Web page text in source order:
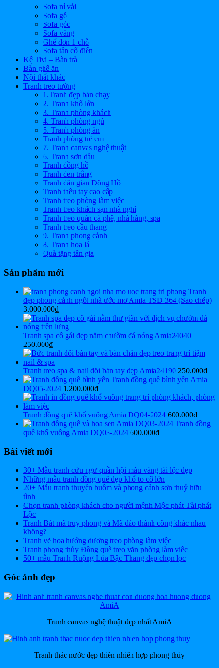
Sofa nỉ vải
Sofa gỗ
Sofa góc
Sofa văng
Ghế đơn 1 chỗ
Sofa tân cổ điển
Kệ Tivi – Bàn trà
Bàn ghế ăn
Nội thất khác
Tranh treo tường
1.Tranh đẹp bán chạy
2. Tranh khổ lớn
3. Tranh phòng khách
4. Tranh phòng ngủ
5. Tranh phòng ăn
Tranh phòng trẻ em
7. Tranh canvas nghệ thuật
6. Tranh sơn dầu
Tranh đồng hồ
Tranh đen trắng
Tranh dân gian Đông Hồ
Tranh thêu tay cao cấp
Tranh treo phòng làm việc
Tranh treo khách sạn nhà nghỉ
Tranh treo quán cà phê, nhà hàng, spa
Tranh treo cầu thang
9. Tranh phong cảnh
8. Tranh hoa lá
Quà tặng tân gia
Sản phẩm mới
Tranh
đẹp phong cảnh ngôi nhà ước mơ Amia TSD 364 (Sao chép)
3.000.000₫
Tranh spa cô gái đẹp nằm chườm đá nóng Amia24040
250.000₫
Tranh treo spa & nail đôi bàn tay đẹp Amia24190 250.000₫
Tranh đồng quê bình yên Amia
DQ05-2024 1.200.000₫
Tranh đồng quê khổ vuông Amia DQ04-2024 600.000₫
Tranh đồng
quê khổ vuông Amia DQ03-2024 600.000₫
Bài viết mới
30+ Mẫu tranh cửu ngư quần hội màu vàng tài lộc đẹp
Những mẫu tranh đồng quê đẹp khổ to cỡ lớn
20+ Mẫu tranh thuyền buồm và phong cảnh sơn thuỷ hữu
tình
Chọn tranh phòng khách cho người mệnh Mộc phát Tài phát
Lộc
Tranh Bát mã truy phong và Mã đáo thành công khác nhau
không?
Tranh vẽ hoa hướng dương treo phòng làm việc
Tranh phong thủy Đồng quê treo văn phòng làm việc
50+ mẫu Tranh Ruộng Lúa Bậc Thang đẹp chọn lọc
Góc ảnh đẹp
Tranh canvas nghệ thuật đẹp nhất AmiA
Tranh thác nước đẹp thiên nhiên hợp phong thủy